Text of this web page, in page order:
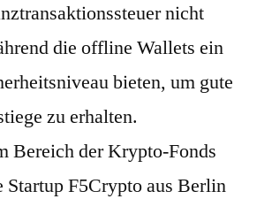
nicht
die offline Wallets ein
bieten, um gute
zu erhalten.
Bereich der Krypto-Fonds
Startup F5Crypto aus Berlin